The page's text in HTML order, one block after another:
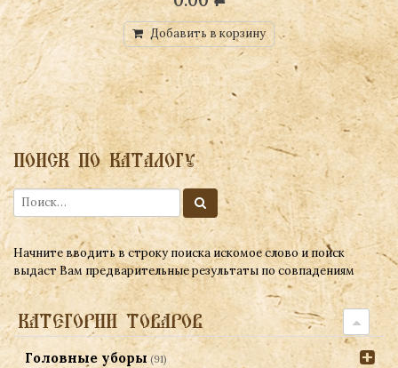
Добавить в корзину
ПОИСК ПО КАТАЛОГУ
Начните вводить в строку поиска искомое слово и поиск
выдаст Вам предварительные результаты по совпадениям
КАТЕГОРИИ ТОВАРОВ
Головные уборы (91)